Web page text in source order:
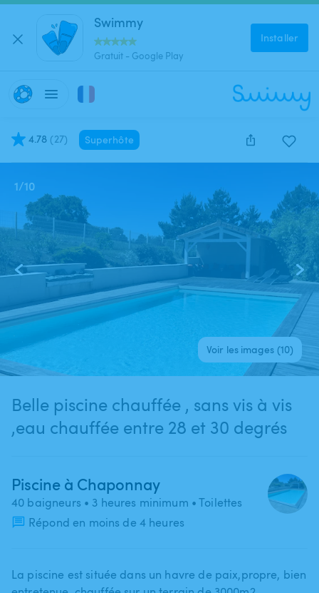
Swimmy
Gratuit - Google Play
Installer
4.78 (27) Superhôte
1/10
Voir les images (10)
Belle piscine chauffée , sans vis à vis
,eau chauffée entre 28 et 30 degrés
Piscine à Chaponnay
40 baigneurs • 3 heures minimum • Toilettes
Répond en moins de 4 heures
La piscine est située dans un havre de paix​,​propre​,​ bien